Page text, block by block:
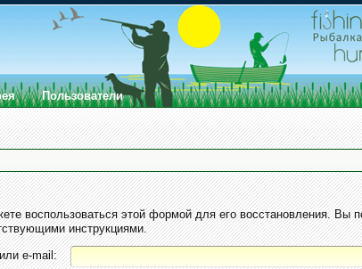
воспользоваться этой формой для его восстановления. Вы
инструкциями.
e-mail:
Пользователи